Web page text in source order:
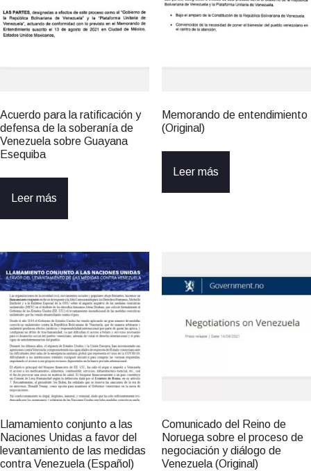
Acuerdo para la ratificación y
defensa de la soberanía de
Venezuela sobre Guayana
Esequiba
Leer más
Memorando de entendimiento
(Original)
Leer más
Llamamiento conjunto a las
Naciones Unidas a favor del
levantamiento de las medidas
contra Venezuela (Español)
Comunicado del Reino de
Noruega sobre el proceso de
negociación y diálogo de
Venezuela (Original)